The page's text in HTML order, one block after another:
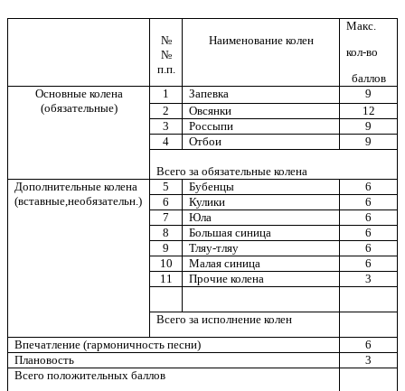
№
№
п.п.
Наименование колен
Макс.
кол-во
баллов
Основные колена
(обязательные)
1 Запевка
9
2
Овсянки
12
3
Россыпи
9
4
Отбои 9
Всего за обязательные колена
Дополнительные колена
(вставные,необязательн.)
5 Бубенцы
6
6
Кулики
6
7
Юла
6
8
Большая синица
6
9
Тляу-тляу
6
10
Малая синица
6
11
Прочие колена 3
Всего за исполнение колен
Впечатление (гармоничность песни)
6
Плановость
3
Всего положительных баллов